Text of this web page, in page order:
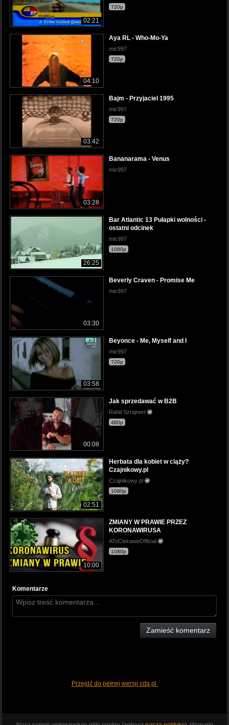
02:21
720p
04:10
Aya RL - Who-Mo-Ya
mic997
720p
03:42
Bajm - Przyjaciel 1995
mic997
720p
03:28
Bananarama - Venus
mic997
26:25
Bar Atlantic 13 Pułapki wolności -
ostatni odcinek
mic997
1080p
03:30
Beverly Craven - Promise Me
mic997
03:58
Beyonce - Me, Myself and I
mic997
720p
00:08
Jak sprzedawać w B2B
Rafał Szrajnert
480p
02:51
Herbata dla kobiet w ciąży?
Czajnikowy.pl
Czajnikowy pl
1080p
10:00
ZMIANY W PRAWIE PRZEZ
KORONAWIRUSA
AToCiekaweOfficial
1080p
Komentarze
Zamieść komentarz
Przejdź do pełnej wersji cda.pl